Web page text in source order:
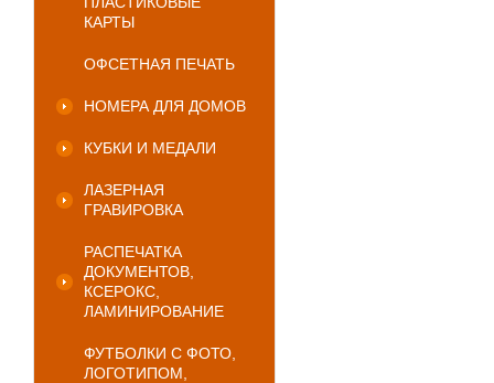
КАРТЫ
ОФСЕТНАЯ ПЕЧАТЬ
НОМЕРА ДЛЯ ДОМОВ
КУБКИ И МЕДАЛИ
ЛАЗЕРНАЯ
ГРАВИРОВКА
РАСПЕЧАТКА
ДОКУМЕНТОВ,
КСЕРОКС,
ЛАМИНИРОВАНИЕ
ФУТБОЛКИ С ФОТО,
ЛОГОТИПОМ,